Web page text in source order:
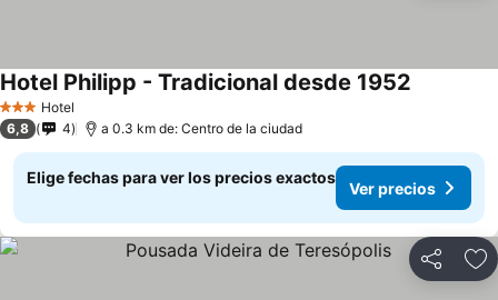
3 Estrellas
Hotel
Hotel Philipp - Tradicional desde 1952
6,8 4 a 0.3 km de: Centro de la ciudad
Elige fechas para ver los precios exactos
Ver precios
Compartir